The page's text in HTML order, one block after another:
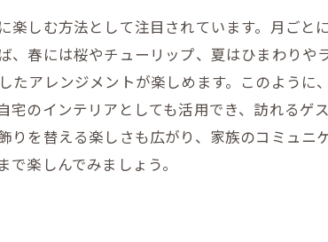
しむ方法として注目されています。月ごと
春には桜やチューリップ、夏はひまわりや
アレンジメントが楽しめます。このように
のインテリアとしても活用でき、訪れるゲ
を替える楽しさも広がり、家族のコミュニ
楽しんでみましょう。